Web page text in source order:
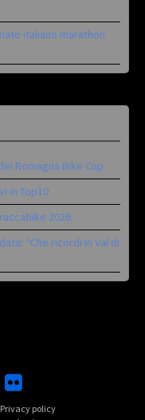
italiano marathon
Romagna Bike Cup
in Top10
2026
“Che ricordi in Val di
Privacy policy